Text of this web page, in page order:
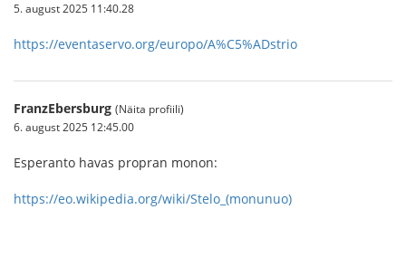
5. august 2025 11:40.28
https://eventaservo.org/europo/A%C5%ADstrio
FranzEbersburg (Näita profiili)
6. august 2025 12:45.00
Esperanto havas propran monon:
https://eo.wikipedia.org/wiki/Stelo_(monunuo)